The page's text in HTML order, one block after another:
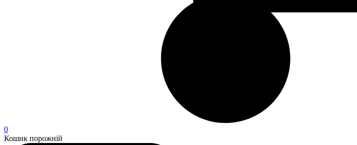
0
Кошик порожній